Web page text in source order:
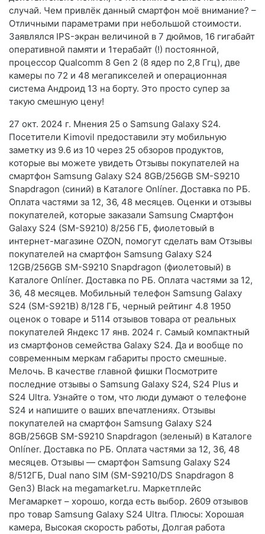
случай. Чем привлёк данный смартфон моё внимание? –
Отличными параметрами при небольшой стоимости.
Заявлялся IPS-экран величиной в 7 дюймов, 16 гигабайт
оперативной памяти и 1терабайт (!) постоянной,
процессор Qualcomm 8 Gen 2 (8 ядер по 2,8 Ггц), две
камеры по 72 и 48 мегапикселей и операционная
система Андроид 13 на борту. Это просто супер за
такую смешную цену!
27 окт. 2024 г. Мнения 25 о Samsung Galaxy S24.
Посетители Kimovil предоставили эту мобильную
заметку из 9.6 из 10 через 25 обзоров продуктов,
которые вы можете увидеть Отзывы покупателей на
смартфон Samsung Galaxy S24 8GB/256GB SM-S9210
Snapdragon (синий) в Каталоге Onlíner. Доставка по РБ.
Оплата частями за 12, 36, 48 месяцев. Оценки и отзывы
покупателей, которые заказали Samsung Смартфон
Galaxy S24 (SM-S9210) 8/256 ГБ, фиолетовый в
интернет-магазине OZON, помогут сделать вам Отзывы
покупателей на смартфон Samsung Galaxy S24
12GB/256GB SM-S9210 Snapdragon (фиолетовый) в
Каталоге Onlíner. Доставка по РБ. Оплата частями за 12,
36, 48 месяцев. Мобильный телефон Samsung Galaxy
S24 (SM-S921B) 8/128 ГБ, черный рейтинг 4.8 1950
оценок о товаре и 5114 отзывов товара от реальных
покупателей Яндекс 17 янв. 2024 г. Самый компактный
из смартфонов семейства Galaxy S24. Да и вообще по
современным меркам габариты просто смешные.
Мелочь. В качестве главной фишки Посмотрите
последние отзывы о Samsung Galaxy S24, S24 Plus и
S24 Ultra. Узнайте о том, что люди думают о телефоне
S24 и напишите о ваших впечатлениях. Отзывы
покупателей на смартфон Samsung Galaxy S24
8GB/256GB SM-S9210 Snapdragon (зеленый) в Каталоге
Onlíner. Доставка по РБ. Оплата частями за 12, 36, 48
месяцев. Отзывы — смартфон Samsung Galaxy S24
8/512ГБ, Dual nano SIM (SM-S9210/DS Snapdragon 8
Gen3) Black на megamarket.ru. Маркетплейс
Мегамаркет – хорошо, когда есть выбор. 2609 отзывов
про товар Samsung Galaxy S24 Ultra. Плюсы: Хорошая
камера, Высокая скорость работы, Долгая работа